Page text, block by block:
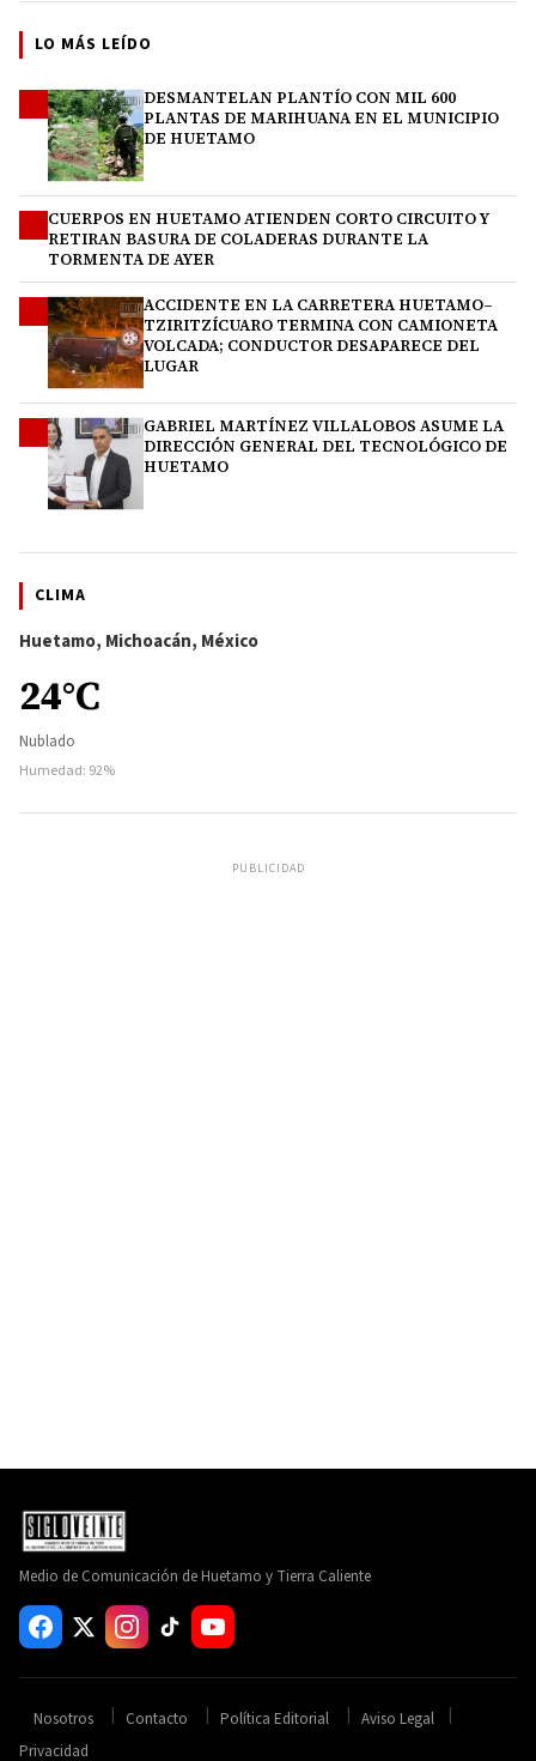
LO MÁS LEÍDO
DESMANTELAN PLANTÍO CON MIL 600
PLANTAS DE MARIHUANA EN EL MUNICIPIO
DE HUETAMO
CUERPOS EN HUETAMO ATIENDEN CORTO CIRCUITO Y
RETIRAN BASURA DE COLADERAS DURANTE LA
TORMENTA DE AYER
ACCIDENTE EN LA CARRETERA HUETAMO–
TZIRITZÍCUARO TERMINA CON CAMIONETA
VOLCADA; CONDUCTOR DESAPARECE DEL
LUGAR
GABRIEL MARTÍNEZ VILLALOBOS ASUME LA
DIRECCIÓN GENERAL DEL TECNOLÓGICO DE
HUETAMO
CLIMA
Huetamo, Michoacán, México
24°C
Nublado
Humedad: 92%
PUBLICIDAD
Medio de Comunicación de Huetamo y Tierra Caliente
Nosotros Contacto Política Editorial
Aviso Legal
Privacidad